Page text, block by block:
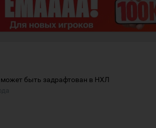
быть задрафтован в НХЛ